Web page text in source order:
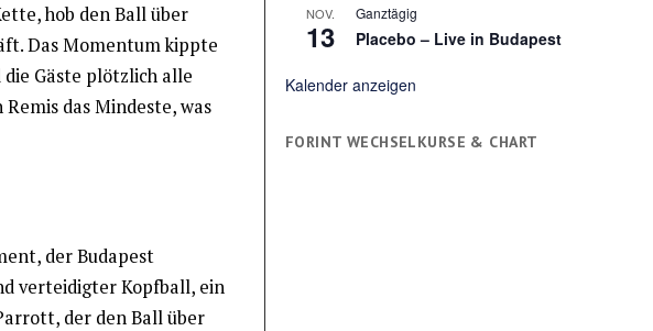
hob den Ball über
Das Momentum kippte
Gäste plötzlich alle
das Mindeste, was
der Budapest
verteidigter Kopfball, ein
der den Ball über
NOV.
13
Ganztägig
Placebo – Live in Budapest
Kalender anzeigen
FORINT WECHSELKURSE & CHART